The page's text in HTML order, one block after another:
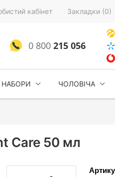
кабінет Закладки (0)
0 800215 056
НАБОРИ ЧОЛОВІЧА
Care 50 мл